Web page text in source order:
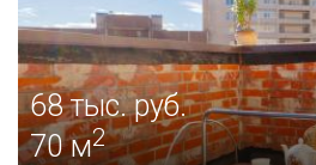
68тыс. руб.
70 м2